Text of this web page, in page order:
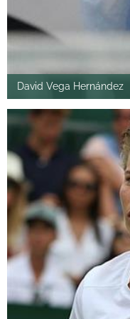
David Vega Hernández